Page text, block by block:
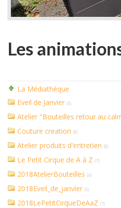
Les
La Médiathèque
Eveil de Janvier (5)
Atelier "Bouteilles retour au
Couture creation (8)
Atelier produits d'entretien (8)
Le Petit Cirque de A à Z (7)
2018AtelierBouteilles (4)
2018Eveil_de_janvier (5)
2018LePetitCirqueDeAaZ (7)